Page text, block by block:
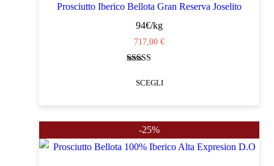
Prosciutto Iberico Bellota Gran Reserva Joselito
94€/kg
717,00 €
4.37
su 5
SCEGLI
prodotto
ha
-25%